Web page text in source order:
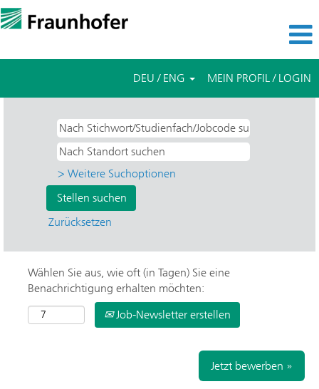
DEU / ENG MEIN PROFIL / LOGIN
> Weitere Suchoptionen
Zurücksetzen
Wählen Sie aus, wie oft (in Tagen) Sie eine
Benachrichtigung erhalten möchten:
Job-Newsletter erstellen
Jetzt bewerben »